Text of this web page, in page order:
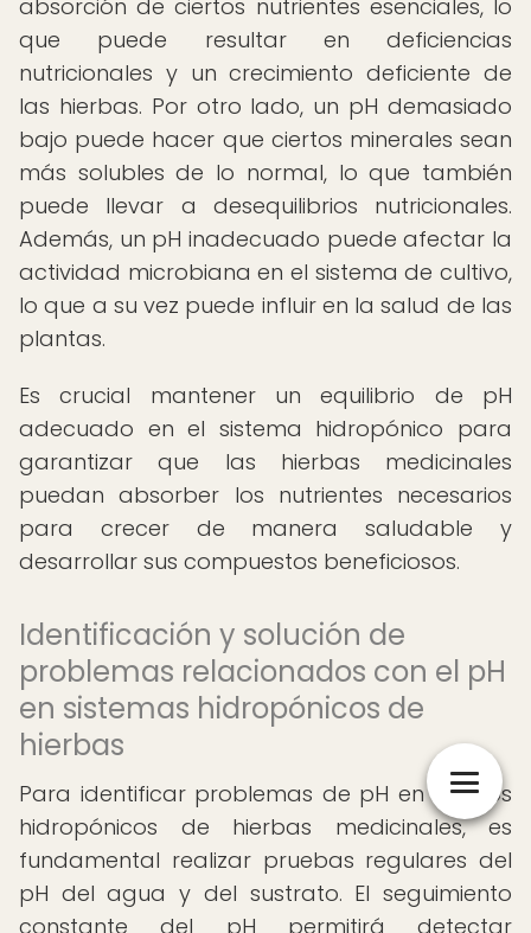
absorción de ciertos nutrientes esenciales, lo
que puede resultar en deficiencias
nutricionales y un crecimiento deficiente de
las hierbas. Por otro lado, un pH demasiado
bajo puede hacer que ciertos minerales sean
más solubles de lo normal, lo que también
puede llevar a desequilibrios nutricionales.
Además, un pH inadecuado puede afectar la
actividad microbiana en el sistema de cultivo,
lo que a su vez puede influir en la salud de las
plantas.
Es crucial mantener un equilibrio de pH
adecuado en el sistema hidropónico para
garantizar que las hierbas medicinales
puedan absorber los nutrientes necesarios
para crecer de manera saludable y
desarrollar sus compuestos beneficiosos.
Identificación y solución de
problemas relacionados con el pH
en sistemas hidropónicos de
hierbas
Para identificar problemas de pH en cultivos
hidropónicos de hierbas medicinales, es
fundamental realizar pruebas regulares del
pH del agua y del sustrato. El seguimiento
constante del pH permitirá detectar